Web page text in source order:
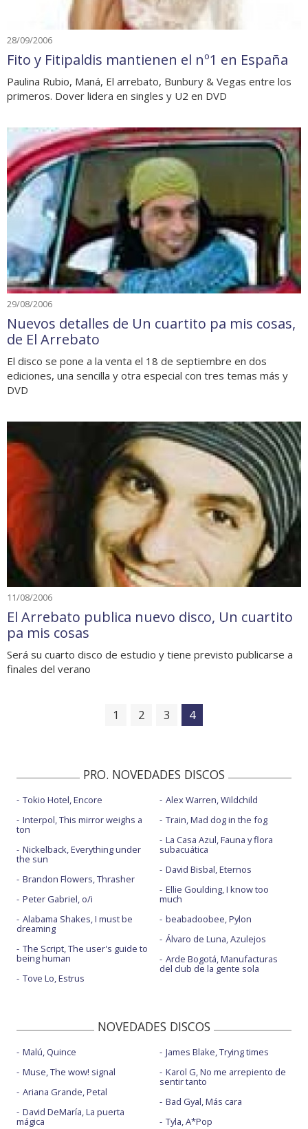
28/09/2006
Fito y Fitipaldis mantienen el nº1 en España
Paulina Rubio, Maná, El arrebato, Bunbury & Vegas entre los
primeros. Dover lidera en singles y U2 en DVD
29/08/2006
Nuevos detalles de Un cuartito pa mis cosas,
de El Arrebato
El disco se pone a la venta el 18 de septiembre en dos
ediciones, una sencilla y otra especial con tres temas más y
DVD
11/08/2006
El Arrebato publica nuevo disco, Un cuartito
pa mis cosas
Será su cuarto disco de estudio y tiene previsto publicarse a
finales del verano
1 2 3 4
PRO. NOVEDADES DISCOS
Tokio Hotel, Encore
Interpol, This mirror weighs a
ton
Nickelback, Everything under
the sun
Brandon Flowers, Thrasher
Peter Gabriel, o/i
Alabama Shakes, I must be
dreaming
The Script, The user's guide to
being human
Tove Lo, Estrus
Alex Warren, Wildchild
Train, Mad dog in the fog
La Casa Azul, Fauna y flora
subacuática
David Bisbal, Eternos
Ellie Goulding, I know too
much
beabadoobee, Pylon
Álvaro de Luna, Azulejos
Arde Bogotá, Manufacturas
del club de la gente sola
NOVEDADES DISCOS
Malú, Quince
Muse, The wow! signal
Ariana Grande, Petal
David DeMaría, La puerta
mágica
James Blake, Trying times
Karol G, No me arrepiento de
sentir tanto
Bad Gyal, Más cara
Tyla, A*Pop